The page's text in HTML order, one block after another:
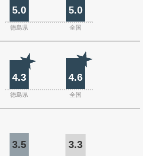
5.0 5.0
徳島県 全国
4.3 4.6
徳島県 全国
3.5 3.3